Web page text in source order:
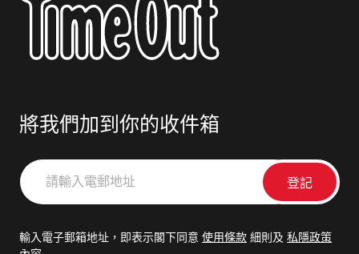
將我們加到你的收件箱
請
輸
郵
輸入電子郵箱地址，即表示閣下同意 使用條款 細則及 私隱政策